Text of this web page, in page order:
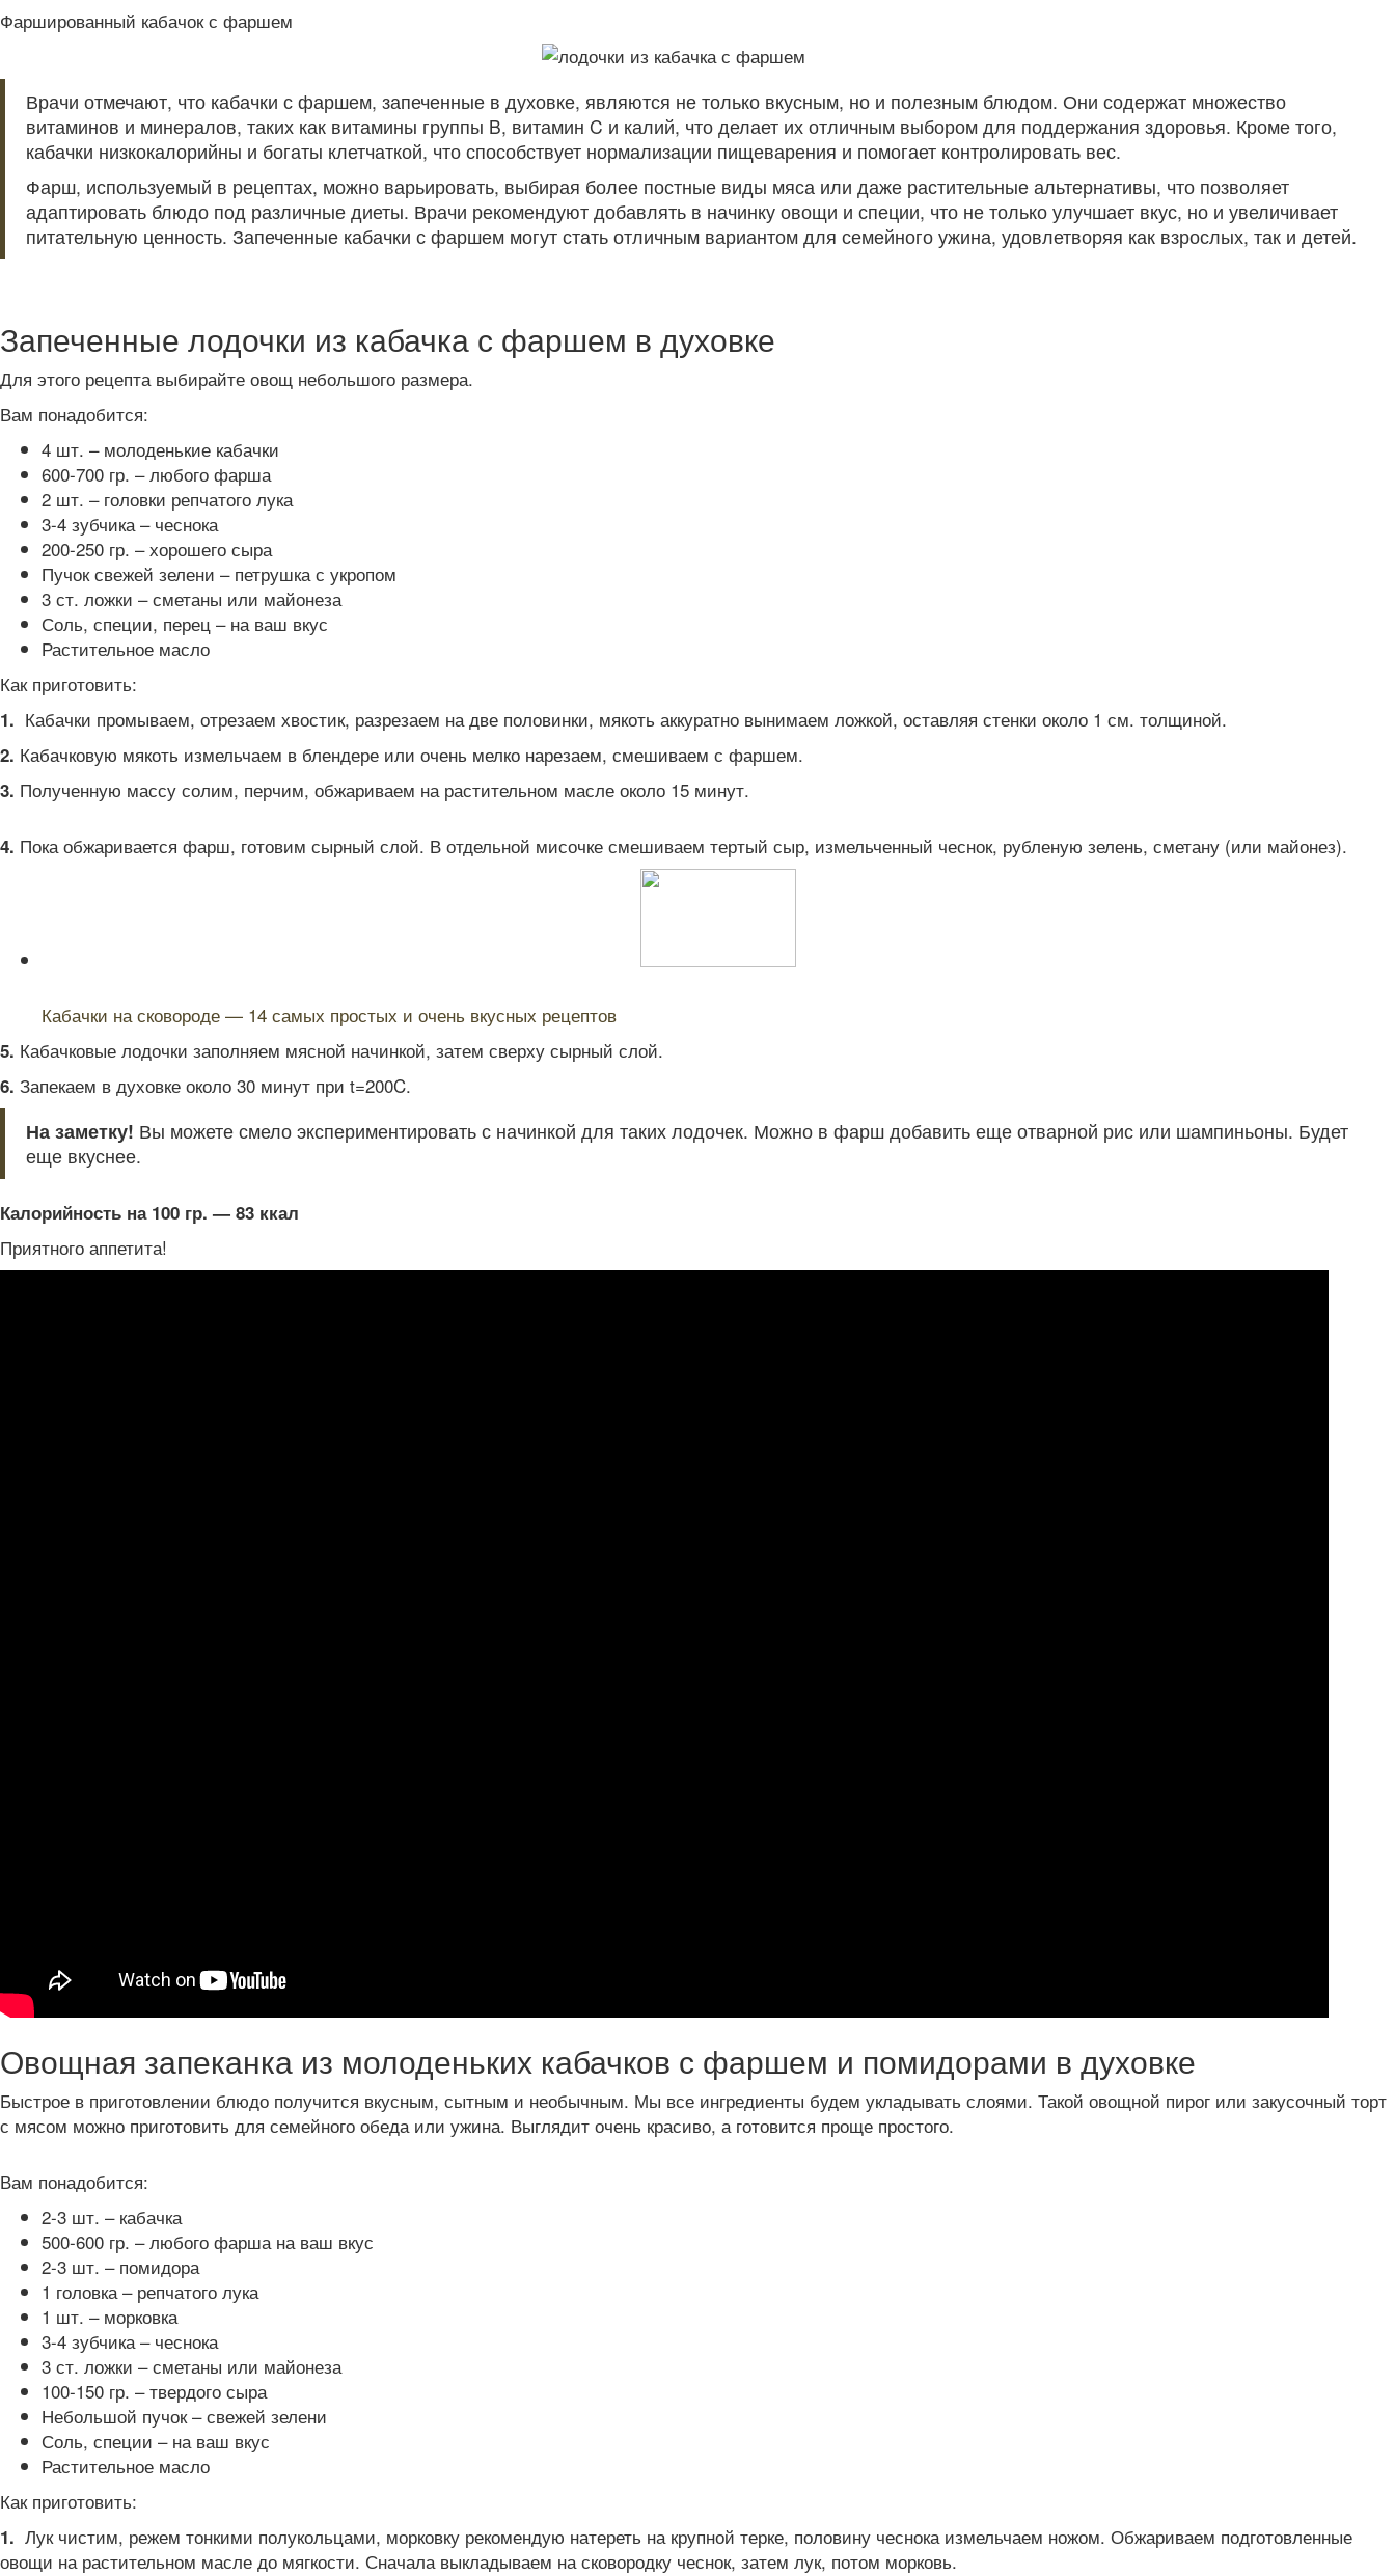
Фаршированный кабачок с фаршем
Врачи отмечают, что кабачки с фаршем, запеченные в духовке, являются не только вкусным, но и полезным блюдом. Они содержат множество
витаминов и минералов, таких как витамины группы B, витамин C и калий, что делает их отличным выбором для поддержания здоровья. Кроме того,
кабачки низкокалорийны и богаты клетчаткой, что способствует нормализации пищеварения и помогает контролировать вес.
Фарш, используемый в рецептах, можно варьировать, выбирая более постные виды мяса или даже растительные альтернативы, что позволяет
адаптировать блюдо под различные диеты. Врачи рекомендуют добавлять в начинку овощи и специи, что не только улучшает вкус, но и увеличивает
питательную ценность. Запеченные кабачки с фаршем могут стать отличным вариантом для семейного ужина, удовлетворяя как взрослых, так и детей.
Запеченные лодочки из кабачка с фаршем в духовке
Для этого рецепта выбирайте овощ небольшого размера.
Вам понадобится:
4 шт. – молоденькие кабачки
600-700 гр. – любого фарша
2 шт. – головки репчатого лука
3-4 зубчика – чеснока
200-250 гр. – хорошего сыра
Пучок свежей зелени – петрушка с укропом
3 ст. ложки – сметаны или майонеза
Соль, специи, перец – на ваш вкус
Растительное масло
Как приготовить:
1. Кабачки промываем, отрезаем хвостик, разрезаем на две половинки, мякоть аккуратно вынимаем ложкой, оставляя стенки около 1 см. толщиной.
2. Кабачковую мякоть измельчаем в блендере или очень мелко нарезаем, смешиваем с фаршем.
3. Полученную массу солим, перчим, обжариваем на растительном масле около 15 минут.
4. Пока обжаривается фарш, готовим сырный слой. В отдельной мисочке смешиваем тертый сыр, измельченный чеснок, рубленую зелень, сметану (или майонез).
Кабачки на сковороде — 14 самых простых и очень вкусных рецептов
5. Кабачковые лодочки заполняем мясной начинкой, затем сверху сырный слой.
6. Запекаем в духовке около 30 минут при t=200C.
На заметку! Вы можете смело экспериментировать с начинкой для таких лодочек. Можно в фарш добавить еще отварной рис или шампиньоны. Будет
еще вкуснее.
Калорийность на 100 гр. — 83 ккал
Приятного аппетита!
Овощная запеканка из молоденьких кабачков с фаршем и помидорами в духовке
Быстрое в приготовлении блюдо получится вкусным, сытным и необычным. Мы все ингредиенты будем укладывать слоями. Такой овощной пирог или закусочный торт
с мясом можно приготовить для семейного обеда или ужина. Выглядит очень красиво, а готовится проще простого.
Вам понадобится:
2-3 шт. – кабачка
500-600 гр. – любого фарша на ваш вкус
2-3 шт. – помидора
1 головка – репчатого лука
1 шт. – морковка
3-4 зубчика – чеснока
3 ст. ложки – сметаны или майонеза
100-150 гр. – твердого сыра
Небольшой пучок – свежей зелени
Соль, специи – на ваш вкус
Растительное масло
Как приготовить:
1. Лук чистим, режем тонкими полукольцами, морковку рекомендую натереть на крупной терке, половину чеснока измельчаем ножом. Обжариваем подготовленные
овощи на растительном масле до мягкости. Сначала выкладываем на сковородку чеснок, затем лук, потом морковь.